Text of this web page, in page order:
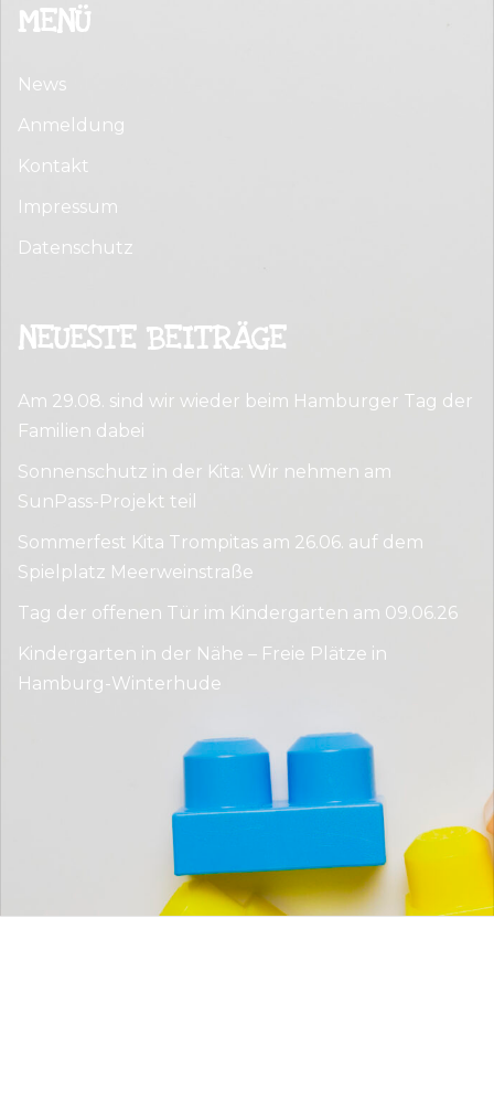
MENÜ
News
Anmeldung
Kontakt
Impressum
Datenschutz
NEUESTE BEITRÄGE
Am 29.08. sind wir wieder beim Hamburger Tag der
Familien dabei
Sonnenschutz in der Kita: Wir nehmen am
SunPass-Projekt teil
Sommerfest Kita Trompitas am 26.06. auf dem
Spielplatz Meerweinstraße
Tag der offenen Tür im Kindergarten am 09.06.26
Kindergarten in der Nähe – Freie Plätze in
Hamburg-Winterhude